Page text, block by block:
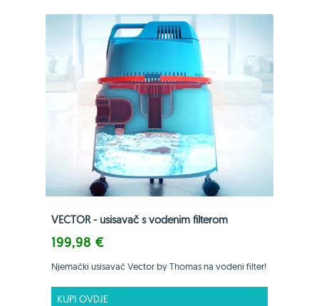
VECTOR - usisavač s vodenim filterom
199,98 €
Njemački usisavač Vector by Thomas na vodeni filter!
KUPI OVDJE